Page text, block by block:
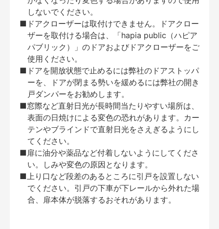
しないでください。
■ドアクローザーは取付けできません。ドアクロー
ザーを取付ける場合は、「hapia public（ハピア
パブリック）」のドアおよびドアクローザーをご
使用ください。
■ドアを開放状態で止めるには弊社のドアストッパ
ーを、ドアが閉まる勢いを緩めるには弊社の開き
戸ダンパーをお勧めします。
■窓際など直射日光が長時間当たりやすい場所は、
表面の日焼けによる変色の恐れがあります。カー
テンやブラインドで直射日光をさえぎるようにし
てください。
■扉に油分や薬品など付着しないようにしてくださ
い。しみや変色の原因となります。
■上り口など段差のあるところに引戸を設置しない
でください。引戸の下車が下レールから外れた場
合、扉本体が脱落するおそれがあります。